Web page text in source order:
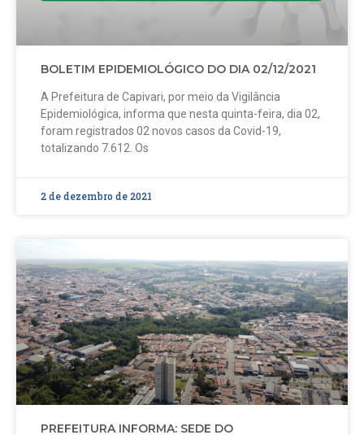
BOLETIM EPIDEMIOLÓGICO DO DIA 02/12/2021
A Prefeitura de Capivari, por meio da Vigilância
Epidemiológica, informa que nesta quinta-feira, dia 02,
foram registrados 02 novos casos da Covid-19,
totalizando 7.612. Os
2 de dezembro de 2021
PREFEITURA INFORMA: SEDE DO